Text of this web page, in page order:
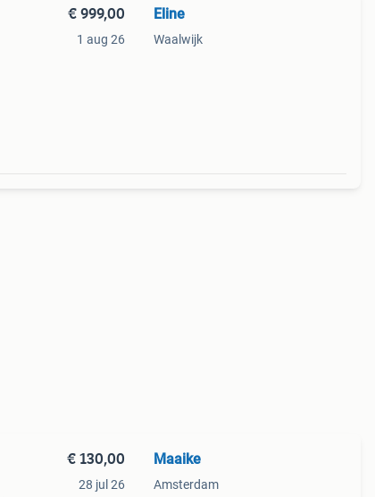
€ 999,00
1 aug 26
Eline
Waalwijk
€ 130,00
28 jul 26
Maaike
Amsterdam